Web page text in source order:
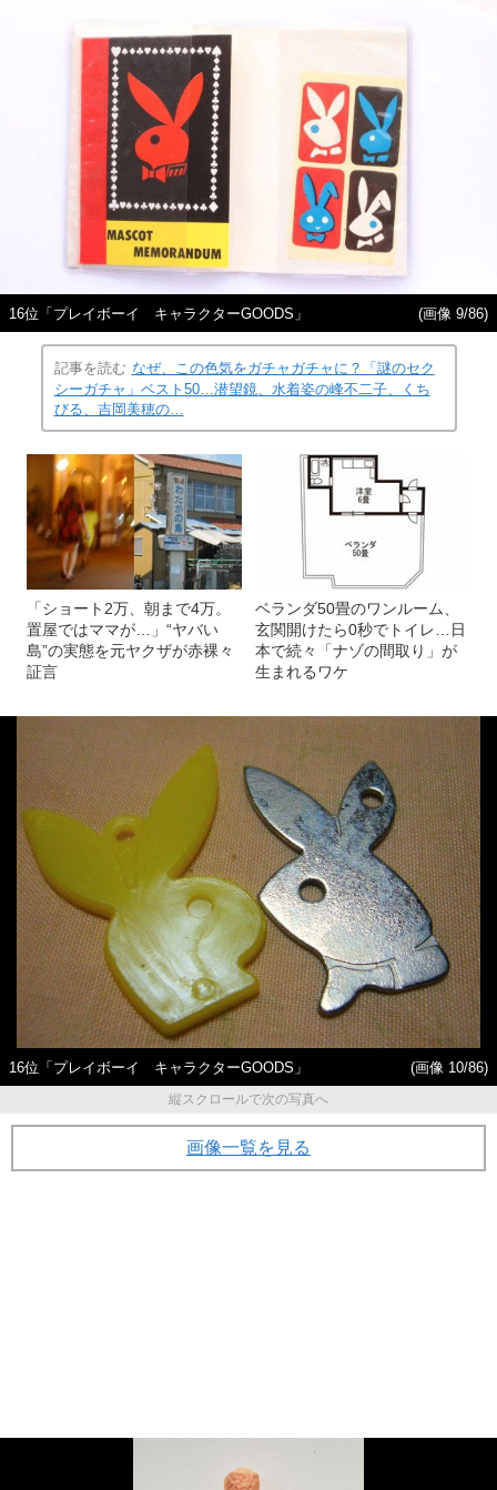
16位「プレイボーイ キャラクターGOODS」 (画像 9/86)
記事を読む なぜ、この色気をガチャガチャに？「謎のセク
シーガチャ」ベスト50…潜望鏡、水着姿の峰不二子、くち
びる、吉岡美穂の…
「ショート2万、朝まで4万。
置屋ではママが…」“ヤバい
島”の実態を元ヤクザが赤裸々
証言
ベランダ50畳のワンルーム、
玄関開けたら0秒でトイレ…日
本で続々「ナゾの間取り」が
生まれるワケ
16位「プレイボーイ キャラクターGOODS」
(画像 10/86)
縦スクロールで次の写真へ
画像一覧を見る